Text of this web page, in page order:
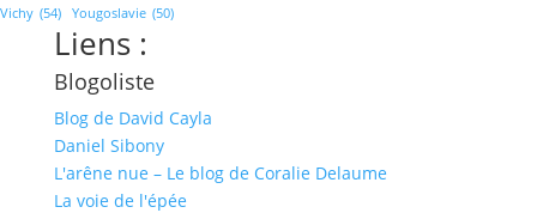
Vichy (54) Yougoslavie (50)
Liens :
Blogoliste
Blog de David Cayla
Daniel Sibony
L'arêne nue – Le blog de Coralie Delaume
La voie de l'épée